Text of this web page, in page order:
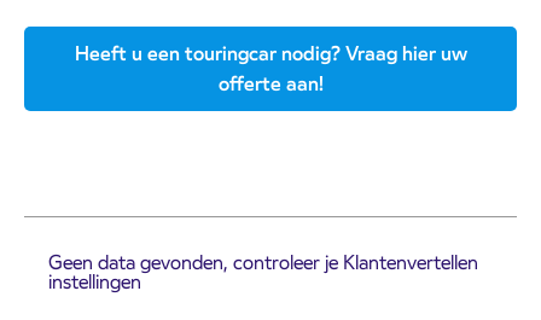
Heeft u een touringcar nodig? Vraag hier uw
offerte aan!
Geen data gevonden, controleer je Klantenvertellen
instellingen